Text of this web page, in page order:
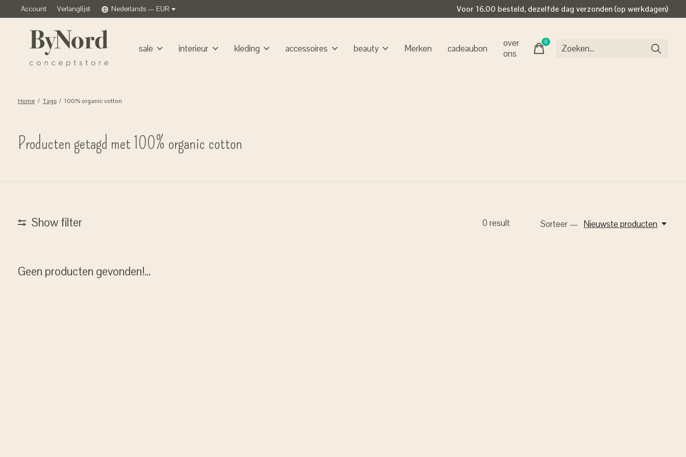
Account Verlanglijst Nederlands — EUR Voor 16.00 besteld, dezelfde dag verzonden (op werkdagen)
sale interieur kleding accessoires beauty Merken cadeaubon
over
ons
0items
Home / Tags / 100% organic cotton
Producten getagd met 100% organic cotton
Show filter 0 result Sorteer — Nieuwste producten
Geen producten gevonden!...